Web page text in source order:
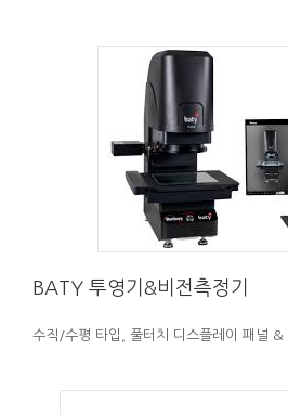
BATY 투영기&비전측정기
수직/수평 타입, 풀터치 디스플레이 패널 &